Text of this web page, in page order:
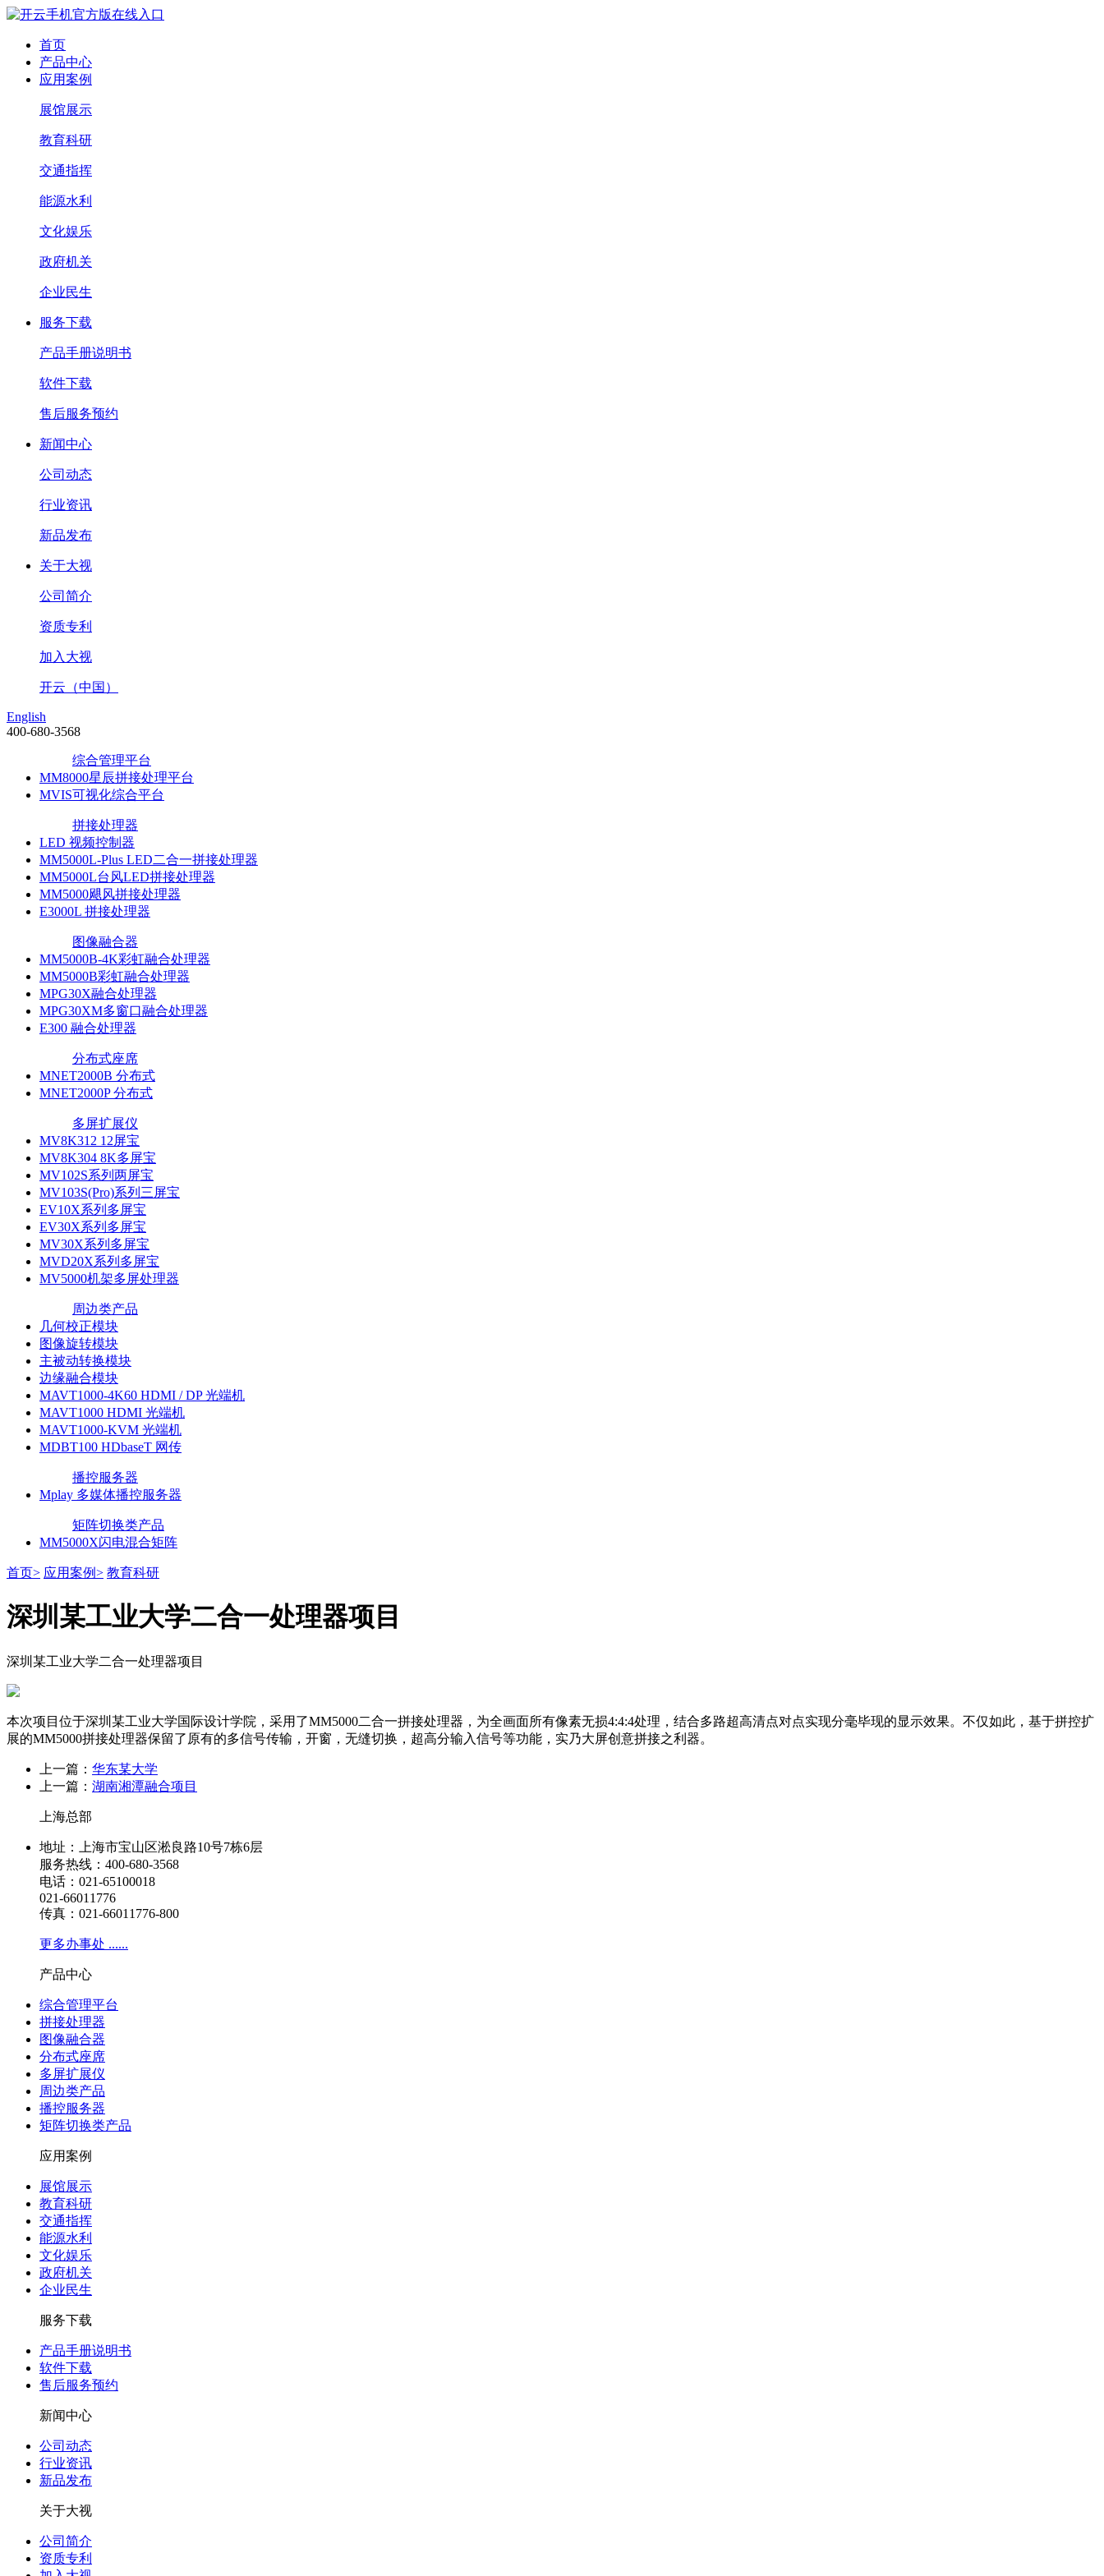
首页
产品中心
应用案例
展馆展示
教育科研
交通指挥
能源水利
文化娱乐
政府机关
企业民生
服务下载
产品手册说明书
软件下载
售后服务预约
新闻中心
公司动态
行业资讯
新品发布
关于大视
公司简介
资质专利
加入大视
开云（中国）
English
400-680-3568
综合管理平台
MM8000星辰拼接处理平台
MVIS可视化综合平台
拼接处理器
LED 视频控制器
MM5000L-Plus LED二合一拼接处理器
MM5000L台风LED拼接处理器
MM5000飓风拼接处理器
E3000L 拼接处理器
图像融合器
MM5000B-4K彩虹融合处理器
MM5000B彩虹融合处理器
MPG30X融合处理器
MPG30XM多窗口融合处理器
E300 融合处理器
分布式座席
MNET2000B 分布式
MNET2000P 分布式
多屏扩展仪
MV8K312 12屏宝
MV8K304 8K多屏宝
MV102S系列两屏宝
MV103S(Pro)系列三屏宝
EV10X系列多屏宝
EV30X系列多屏宝
MV30X系列多屏宝
MVD20X系列多屏宝
MV5000机架多屏处理器
周边类产品
几何校正模块
图像旋转模块
主被动转换模块
边缘融合模块
MAVT1000-4K60 HDMI / DP 光端机
MAVT1000 HDMI 光端机
MAVT1000-KVM 光端机
MDBT100 HDbaseT 网传
播控服务器
Mplay 多媒体播控服务器
矩阵切换类产品
MM5000X闪电混合矩阵
首页> 应用案例> 教育科研
深圳某工业大学二合一处理器项目
深圳某工业大学二合一处理器项目
本次项目位于深圳某工业大学国际设计学院，采用了MM5000二合一拼接处理器，为全画面所有像素无损4:4:4处理，结合多路超高清点对点实现分毫毕现的显示效果。不仅如此，基于拼控扩
展的MM5000拼接处理器保留了原有的多信号传输，开窗，无缝切换，超高分输入信号等功能，实乃大屏创意拼接之利器。
上一篇： 华东某大学
上一篇： 湖南湘潭融合项目
上海总部
地址：上海市宝山区淞良路10号7栋6层
服务热线：400-680-3568
电话：021-65100018
021-66011776
传真：021-66011776-800
更多办事处 ......
产品中心
综合管理平台
拼接处理器
图像融合器
分布式座席
多屏扩展仪
周边类产品
播控服务器
矩阵切换类产品
应用案例
展馆展示
教育科研
交通指挥
能源水利
文化娱乐
政府机关
企业民生
服务下载
产品手册说明书
软件下载
售后服务预约
新闻中心
公司动态
行业资讯
新品发布
关于大视
公司简介
资质专利